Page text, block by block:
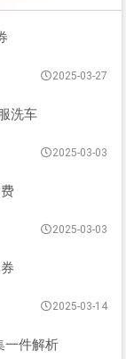
2025-03-27
洗车
2025-03-03
2025-03-03
2025-03-14
一件解析